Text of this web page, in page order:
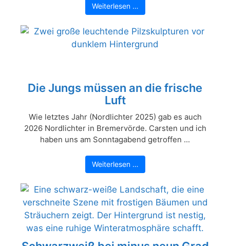
Weiterlesen …
Die Jungs müssen an die frische
Luft
Wie letztes Jahr (Nordlichter 2025) gab es auch
2026 Nordlichter in Bremervörde. Carsten und ich
haben uns am Sonntagabend getroffen ...
Weiterlesen …